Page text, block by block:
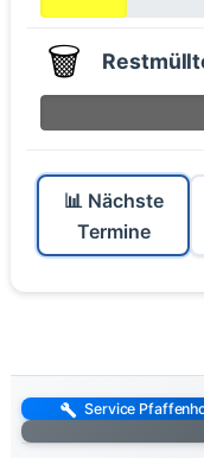
🗑️
📊 Nächste
Termine
Service